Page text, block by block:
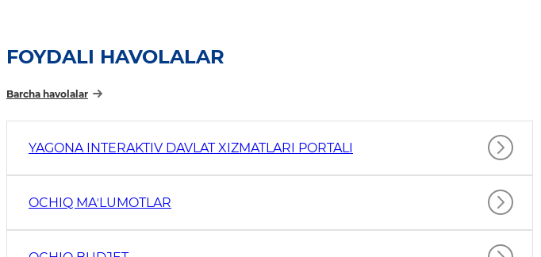
FOYDALI HAVOLALAR
Barcha havolalar
YAGONA INTERAKTIV DAVLAT XIZMATLARI PORTALI
OCHIQ MAʼLUMOTLAR